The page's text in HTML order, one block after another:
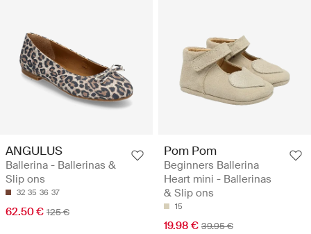
ANGULUS
Ballerina - Ballerinas &
Slip ons
32 35 36 37
62.50 € 125 €
Pom Pom
Beginners Ballerina
Heart mini - Ballerinas
& Slip ons
15
19.98 € 39.95 €